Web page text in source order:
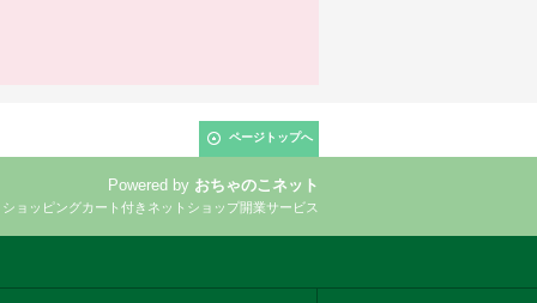
ページトップへ
Powered by おちゃのこネット
ョッピングカート付きネットショップ開業サービス